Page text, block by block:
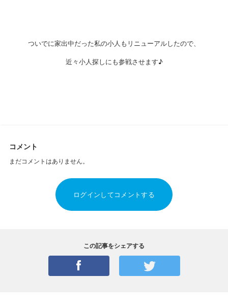
ついでに家出中だった私の小人もリニューアルしたので、
近々小人探しにも参戦させます♪
コメント
まだコメントはありません。
ログインしてコメントする
この記事をシェアする